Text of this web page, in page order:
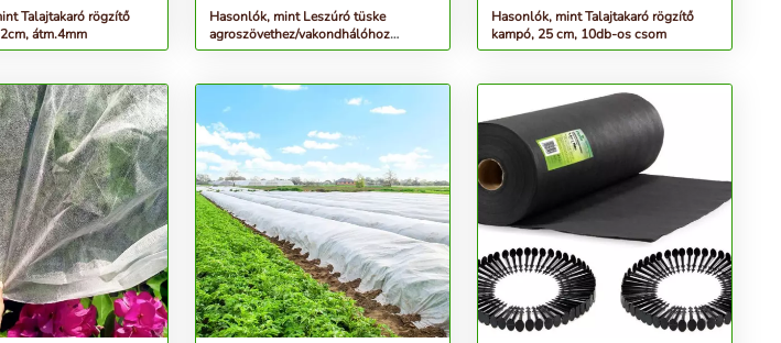
Talajtakaró rögzítő
átm.4mm
Hasonlók, mint Leszúró tüske
agroszövethez/vakondhálóhoz
ATSU12, 50 db-os csomag
Hasonlók, mint Talajtakaró rögzítő
kampó, 25 cm, 10db-os csom